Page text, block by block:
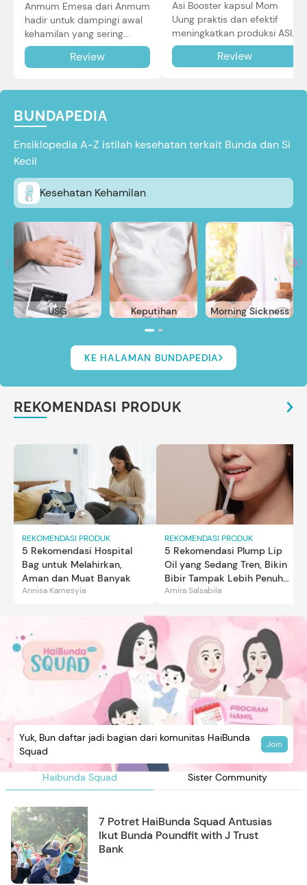
Anmum Emesa dari Anmum
hadir untuk dampingi awal
kehamilan yang sering
diiringi dengan mual dan
muntah. Simak reviewnya di
Review
Asi Booster kapsul Mom
Uung praktis dan efektif
meningkatkan produksi ASI
Bunda untuk Si Kecil. Simak
review lengkapnya di sini.
Review
BUNDAPEDIA
Ensiklopedia A-Z istilah kesehatan terkait Bunda dan Si
Kecil
Kesehatan Kehamilan
USG Keputihan Morning Sickness
KE HALAMAN BUNDAPEDIA
REKOMENDASI PRODUK
REKOMENDASI PRODUK
5 Rekomendasi Hospital
Bag untuk Melahirkan,
Aman dan Muat Banyak
Annisa Karnesyia
REKOMENDASI PRODUK
5 Rekomendasi Plump Lip
Oil yang Sedang Tren, Bikin
Bibir Tampak Lebih Penuh
dan Berkilau
Amira Salsabila
Haibunda Squad Sister Community
Yuk, Bun daftar jadi bagian dari komunitas HaiBunda
Squad
Join
7 Potret HaiBunda Squad Antusias
Ikut Bunda Poundfit with J Trust
Bank